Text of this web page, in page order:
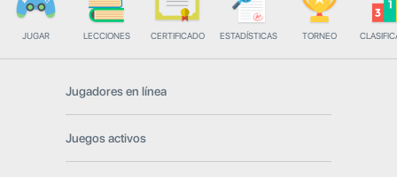
JUGAR LECCIONES CERTIFICADO ESTADÍSTICAS TORNEO
Jugadores en línea
Juegos activos